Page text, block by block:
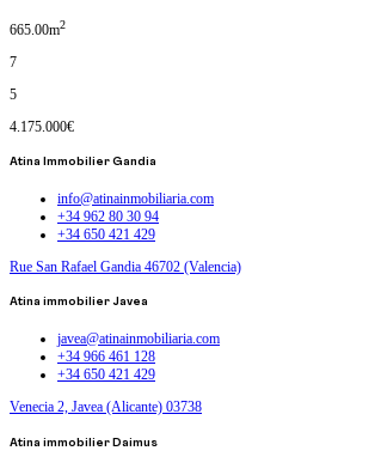
665.00m2
7
5
4.175.000€
Atina Immobilier Gandia
info@atinainmobiliaria.com
+34 962 80 30 94
+34 650 421 429
Rue San Rafael Gandia 46702 (Valencia)
Atina immobilier Javea
javea@atinainmobiliaria.com
+34 966 461 128
+34 650 421 429
Venecia 2, Javea (Alicante) 03738
Atina immobilier Daimus